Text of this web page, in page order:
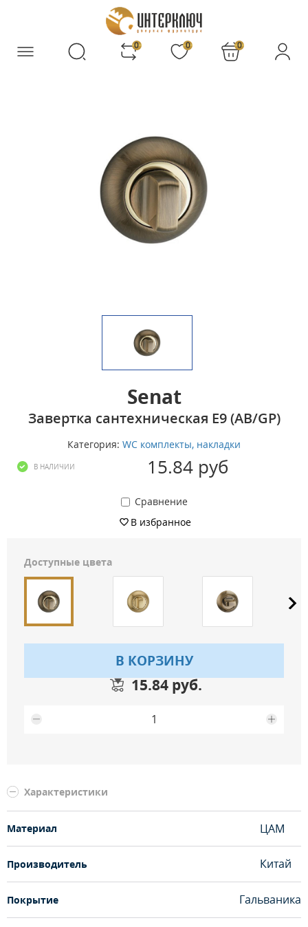
0 0 0
Senat
Завертка сантехническая E9 (AB/GP)
Категория: WC комплекты, накладки
В НАЛИЧИИ 15.84 руб
Сравнение
В избранное
Доступные цвета
В КОРЗИНУ
15.84 руб.
Характеристики
Материал ЦАМ
Производитель Китай
Покрытие Гальваника